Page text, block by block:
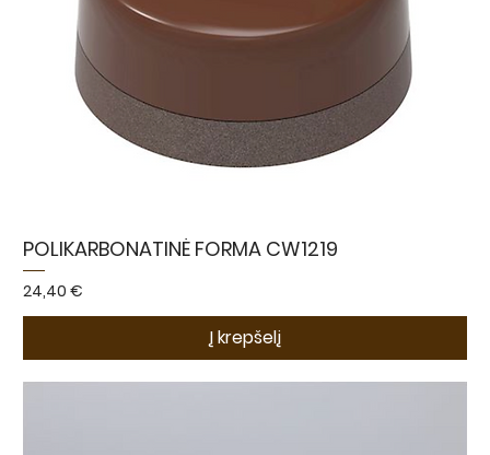
POLIKARBONATINĖ FORMA CW1219
Kaina
24,40 €
Į krepšelį